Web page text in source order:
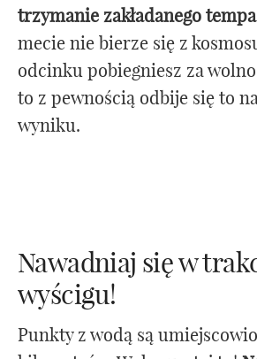
trzymanie zakładanego
mecie nie bierze się z
odcinku pobiegniesz za
to z pewnością odbije się to
wyniku.
Nawadniaj się w
wyścigu!
Punkty z wodą są